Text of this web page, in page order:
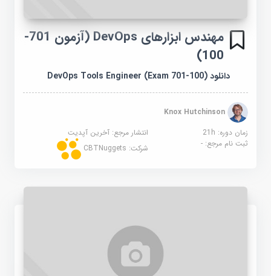
مهندس ابزارهای DevOps (آزمون 701-
100)
دانلود DevOps Tools Engineer (Exam 701-100)
Knox Hutchinson
زمان دوره: 21h
انتشار مرجع:آخرین آپدیت
ثبت نام مرجع:- شرکت:CBTNuggets